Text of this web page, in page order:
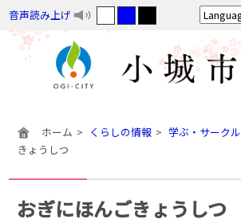
音声読み上げ
ホーム くらしの情報 学ぶ・サークル
きょうしつ
おぎにほんごきょうしつ